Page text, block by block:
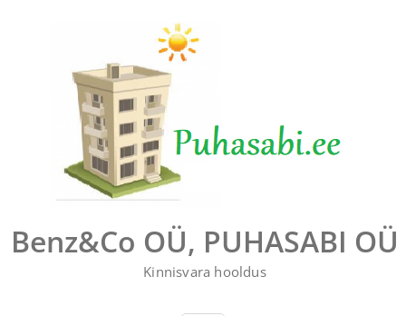
Benz&Co OÜ, PUHASABI OÜ
Kinnisvara hooldus